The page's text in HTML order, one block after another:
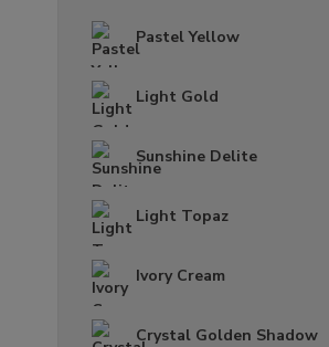
Pastel Yellow
Light Gold
Sunshine Delite
Light Topaz
Ivory Cream
Crystal Golden Shadow